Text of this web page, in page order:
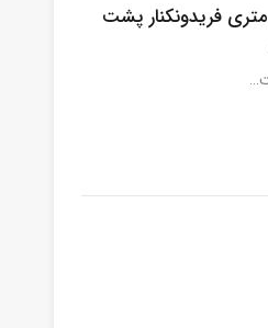
2 قطعه زمین 165 متری فریدونکنار پشت